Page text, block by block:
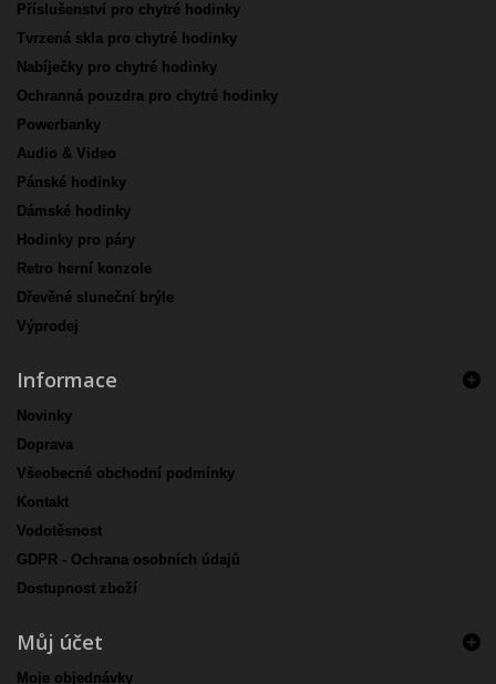
Příslušenství pro chytré hodinky
Tvrzená skla pro chytré hodinky
Nabíječky pro chytré hodinky
Ochranná pouzdra pro chytré hodinky
Powerbanky
Audio & Video
Pánské hodinky
Dámské hodinky
Hodinky pro páry
Retro herní konzole
Dřevěné sluneční brýle
Výprodej
Informace
Novinky
Doprava
Všeobecné obchodní podmínky
Kontakt
Vodotěsnost
GDPR - Ochrana osobních údajů
Dostupnost zboží
Můj účet
Moje objednávky